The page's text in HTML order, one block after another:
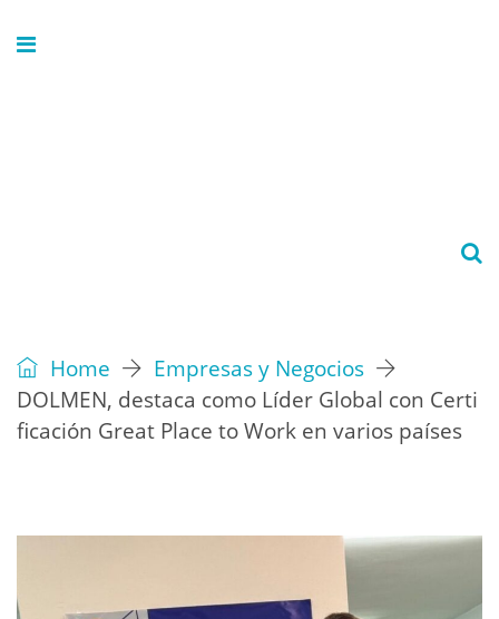
Home
Empresas y Negocios
DOLMEN, destaca como Líder Global con Certi
ficación Great Place to Work en varios países